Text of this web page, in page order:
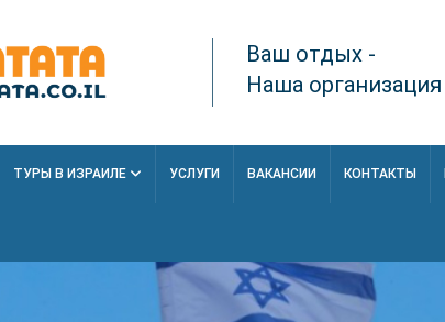
Ваш отдых -
Наша организация
ТУРЫ В ИЗРАИЛЕ УСЛУГИ ВАКАНСИИ КОНТАКТЫ